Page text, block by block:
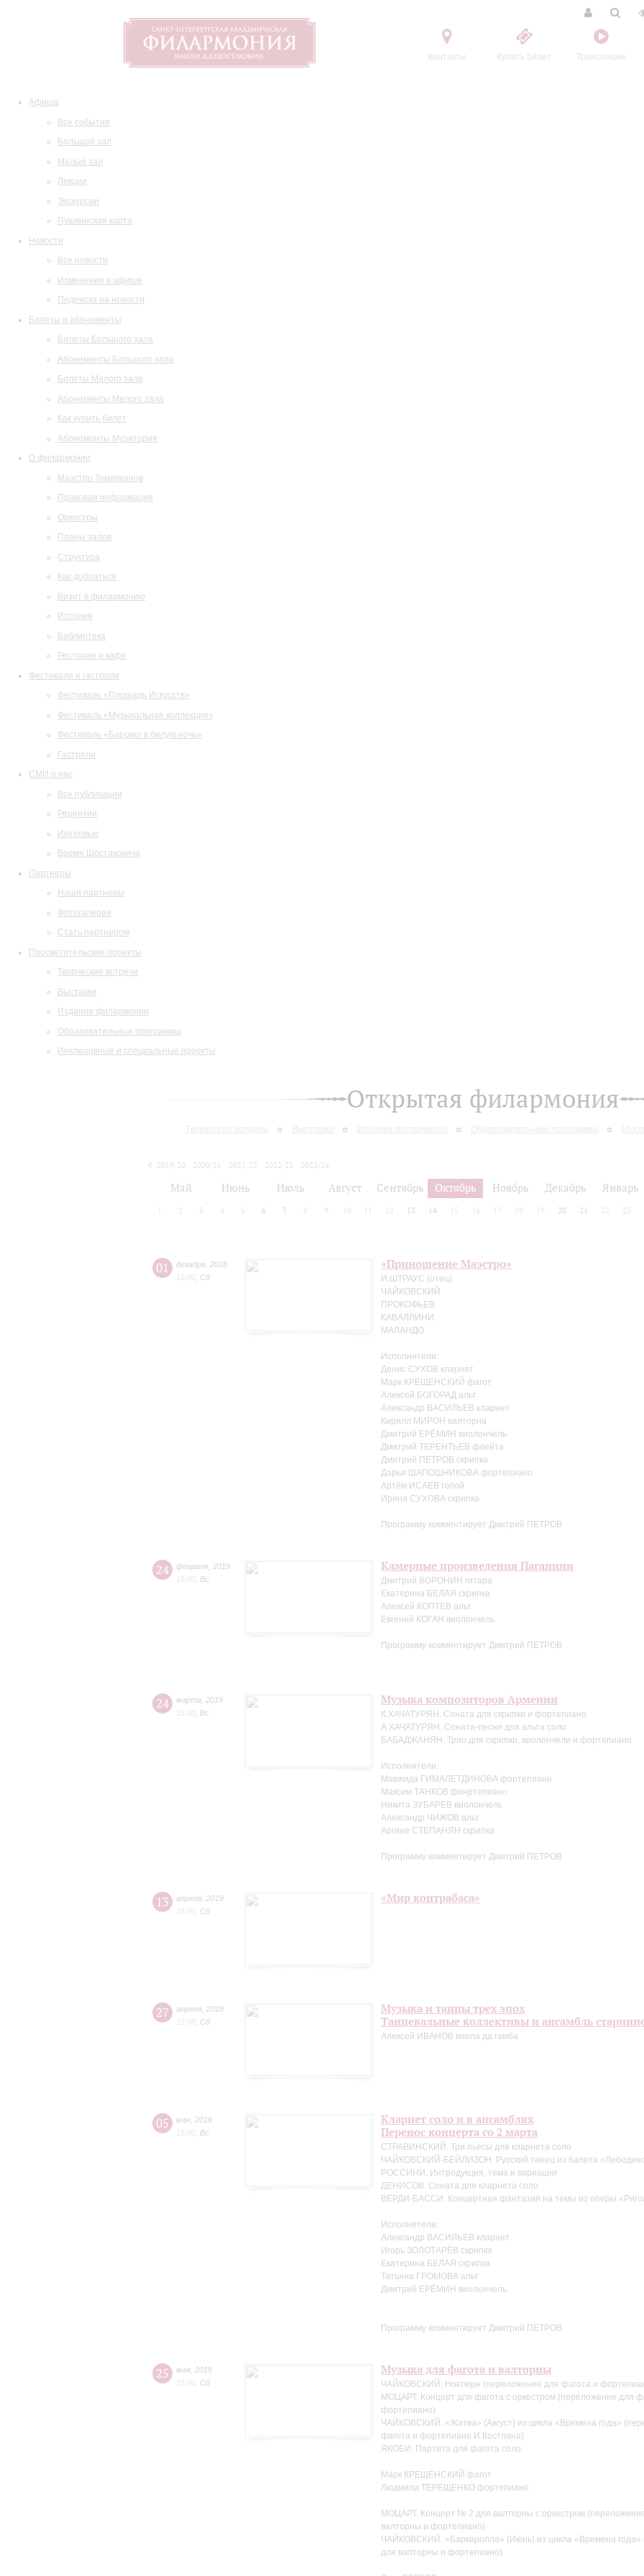
Контакты Купить билет Трансляции
Афиша
Все события
Большой зал
Малый зал
Лекции
Экскурсии
Пушкинская карта
Новости
Все новости
Изменения в афише
Подписка на новости
Билеты и абонементы
Билеты Большого зала
Абонементы Большого зала
Билеты Малого зала
Абонементы Малого зала
Как купить билет
Абонементы Музитория
О филармонии
Маэстро Темирканов
Правовая информация
Оркестры
Планы залов
Структура
Как добраться
Визит в филармонию
История
Библиотека
Ресторан и кафе
Фестивали и гастроли
Фестиваль «Площадь Искусств»
Фестиваль «Музыкальная коллекция»
Фестиваль «Барокко в белую ночь»
Гастроли
СМИ о нас
Все публикации
Рецензии
Интервью
Время Шостаковича
Партнеры
Наши партнеры
Фотогалерея
Стать партнером
Просветительские проекты
Творческие встречи
Выставки
Издания филармонии
Образовательные программы
Инклюзивные и специальные проекты
Открытая филармония
Творческие встречи Выставки Издания филармонии Образовательные программы
2019/20 2020/21 2021/22 2022/23
2023/24
Май Июнь Июль Август Сентябрь Октябрь Ноябрь Декабрь Январь
2 3 4 5 6 7 8 9 10 12 13 14 15 16 17 18 19 20 21 22 23
01 декабря 2018
15:00 Сб
«Приношение Маэстро»
И.ШТРАУС (отец)
ЧАЙКОВСКИЙ
ПРОКОФЬЕВ
КАВАЛЛИНИ
МАЛАНДО
Исполнители:
Денис СУХОВ кларнет
Марк КРЕЩЕНСКИЙ фагот
Алексей БОГОРАД альт
Александр ВАСИЛЬЕВ кларнет
Кирилл МИРОН валторна
Дмитрий ЕРЁМИН виолончель
Дмитрий ТЕРЕНТЬЕВ флейта
Дмитрий ПЕТРОВ скрипка
Дарья ШАПОШНИКОВА фортепиано
Артём ИСАЕВ гобой
Ирина СУХОВА скрипка
Программу комментирует Дмитрий ПЕТРОВ
24 февраля 2019
15:00 Вс
Камерные произведения Паганини
Дмитрий ВОРОНИН гитара
Екатерина БЕЛАЯ скрипка
Алексей КОПТЕВ альт
Евгений КОГАН виолончель
Программу комментирует Дмитрий ПЕТРОВ
24 марта
2019
15:00 Вс
Музыка композиторов Армении
К.ХАЧАТУРЯН. Соната для скрипки и фортепиано
А.ХАЧАТУРЯН. Соната-песня для альта соло
БАБАДЖАНЯН. Трио для скрипки, виолончели и фортепиано
Исполнители:
Мавжида ГИМАЛЕТДИНОВА фортепиано
Максим ТАНКОВ фонртепиано
Никита ЗУБАРЕВ виолончель
Александр ЧИЖОВ альт
Аргине СТЕПАНЯН скрипка
Программу комментирует Дмитрий ПЕТРОВ
13 апреля 2019
16:00 Сб
«Мир контрабаса»
27 апреля 2019
15:00 Сб
Музыка и танцы трех эпох
Танцевальные коллективы и ансамбль
Алексей ИВАНОВ виола да гамба
05 мая 2019
15:00 Вс
Кларнет соло и в ансамблях
Перенос концерта со 2 марта
СТРАВИНСКИЙ. Три пьесы для кларнета соло
ЧАЙКОВСКИЙ-БЕЙЛИЗОН. Русский танец из балета
РОССИНИ. Интродукция, тема и вариации
ДЕНИСОВ. Соната для кларнета соло
ВЕРДИ-БАССИ. Концертная фантазия на темы из оперы
Исполнители:
Александр ВАСИЛЬЕВ кларнет
Игорь ЗОЛОТАРЁВ скрипка
Екатерина БЕЛАЯ скрипка
Татьяна ГРОМОВА альт
Дмитрий ЕРЁМИН виолончель
Программу комментирует Дмитрий ПЕТРОВ
25 мая 2019
15:00 Сб
Музыка для фагота и валторны
ЧАЙКОВСКИЙ. Ноктюрн (переложение для фагота и
МОЦАРТ. Концерт для фагота с оркестром (переложение для
фортепиано)
ЧАЙКОВСКИЙ. «Жатва» (Август) из цикла «Времена года»
фагота и фортепиано И.Костлана)
ЯКОБИ. Партита для фагота соло
Марк КРЕЩЕНСКИЙ фагот
Людмила ТЕРЕЩЕНКО фортепиано
МОЦАРТ. Концерт № 2 для валторны с оркестром
валторны и фортепиано)
ЧАЙКОВСКИЙ. «Баркаролла» (Июнь) из цикла «Времена года»
для валторны и фортепиано)